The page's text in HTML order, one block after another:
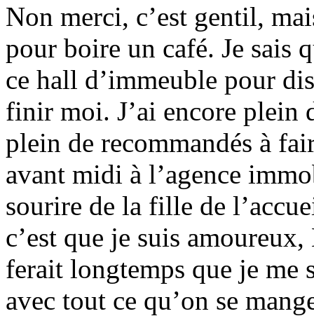
Non merci, c’est gentil,
pour boire un café. Je sais
ce hall d’immeuble pour
finir moi. J’ai encore plein
plein de recommandés à
avant midi à l’agence
sourire de la fille de
c’est que je suis
ferait longtemps que je me
avec tout ce qu’on se